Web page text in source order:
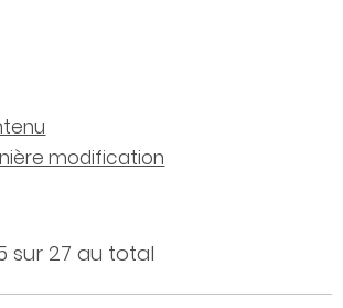
sur 27 au total
modification